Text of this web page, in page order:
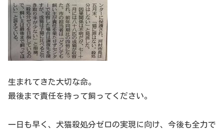
生まれてきた大切な命。
最後まで責任を持って飼ってください。
一日も早く、犬猫殺処分ゼロの実現に向け、今後も全力で